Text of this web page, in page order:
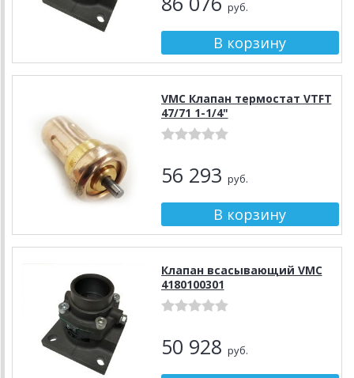
руб.
VMC Клапан термостат VTFT
47/71 1-1/4"
56 293 руб.
Клапан всасывающий VMC
4180100301
50 928 руб.